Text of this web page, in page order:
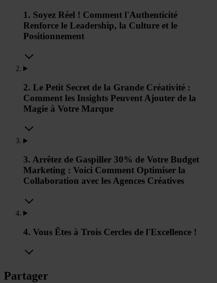
1. Soyez Réel ! Comment l'Authenticité
Renforce le Leadership, la Culture et le
Positionnement
2. Le Petit Secret de la Grande Créativité :
Comment les Insights Peuvent Ajouter de la
Magie à Votre Marque
3. Arrêtez de Gaspiller 30% de Votre Budget
Marketing : Voici Comment Optimiser la
Collaboration avec les Agences Créatives
4. Vous Êtes à Trois Cercles de l'Excellence !
Partager